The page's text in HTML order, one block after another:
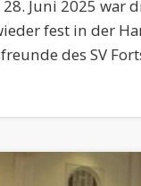
Juni 2025 war
fest in der
des SV